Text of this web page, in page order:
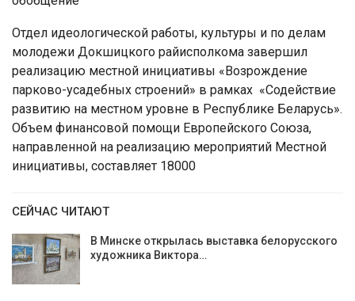
Отдел идеологической работы, культуры и по делам
молодежи Докшицкого райисполкома завершил
реализацию местной инициативы «Возрождение
парково-усадебных строений» в рамках «Содействие
развитию на местном уровне в Республике Беларусь».
Объем финансовой помощи Европейского Союза,
направленной на реализацию мероприятий Местной
инициативы, составляет 18000
СЕЙЧАС ЧИТАЮТ
В Минске открылась выставка белорусского
художника Виктора…